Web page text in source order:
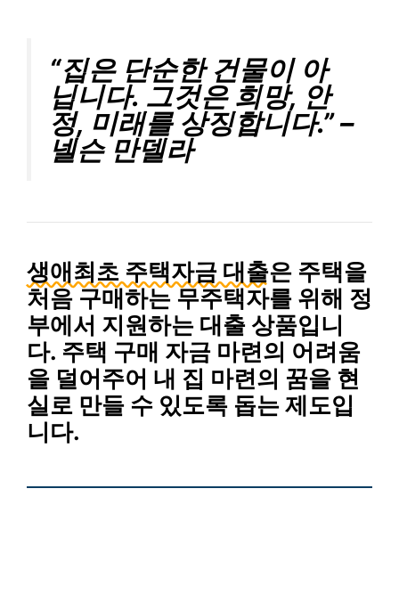
“집은 단순한 건물이 아
닙니다. 그것은 희망, 안
정, 미래를 상징합니다.” –
넬슨 만델라
생애최초 주택자금 대출은 주택을
처음 구매하는 무주택자를 위해 정
부에서 지원하는 대출 상품입니
다. 주택 구매 자금 마련의 어려움
을 덜어주어 내 집 마련의 꿈을 현
실로 만들 수 있도록 돕는 제도입
니다.